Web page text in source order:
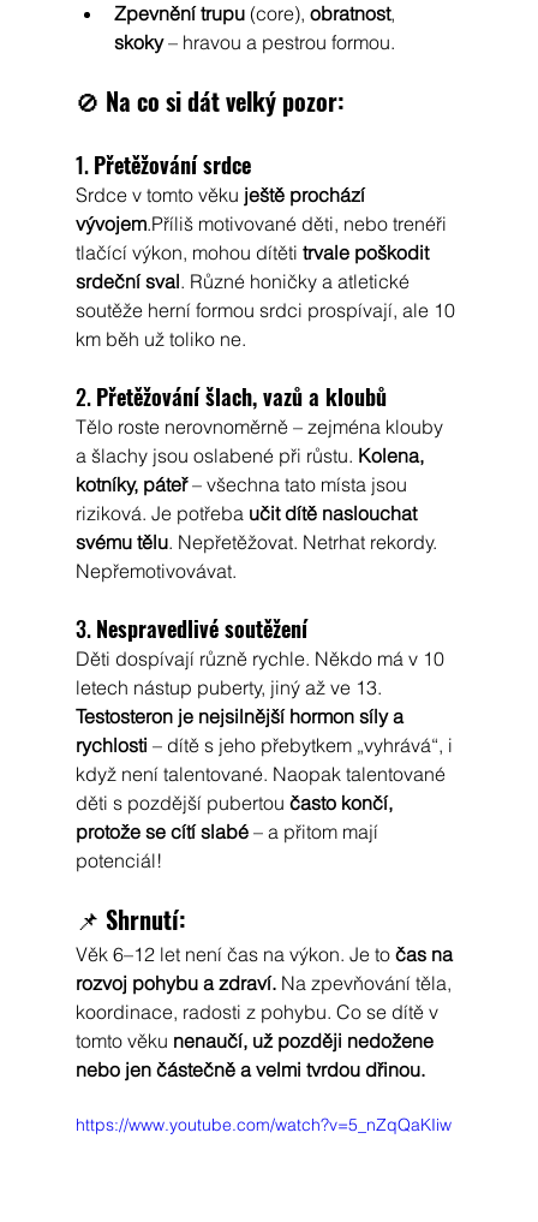
Zpevnění trupu (core), obratnost,
skoky – hravou a pestrou formou.
🚫 Na co si dát velký pozor:
1. Přetěžování srdce
Srdce v tomto věku ještě prochází
vývojem.Příliš motivované děti, nebo trenéři
tlačící výkon, mohou dítěti trvale poškodit
srdeční sval. Různé honičky a atletické
soutěže herní formou srdci prospívají, ale 10
km běh už toliko ne.
2. Přetěžování šlach, vazů a kloubů
Tělo roste nerovnoměrně – zejména klouby
a šlachy jsou oslabené při růstu. Kolena,
kotníky, páteř – všechna tato místa jsou
riziková. Je potřeba učit dítě naslouchat
svému tělu. Nepřetěžovat. Netrhat rekordy.
Nepřemotivovávat.
3. Nespravedlivé soutěžení
Děti dospívají různě rychle. Někdo má v 10
letech nástup puberty, jiný až ve 13.
Testosteron je nejsilnější hormon síly a
rychlosti – dítě s jeho přebytkem „vyhrává“, i
když není talentované. Naopak talentované
děti s pozdější pubertou často končí,
protože se cítí slabé – a přitom mají
potenciál!
📌 Shrnutí:
Věk 6–12 let není čas na výkon. Je to čas na
rozvoj pohybu a zdraví. Na zpevňování těla,
koordinace, radosti z pohybu. Co se dítě v
tomto věku nenaučí, už později nedožene
nebo jen částečně a velmi tvrdou dřinou.
https://www.youtube.com/watch?v=5_nZqQaKIiw